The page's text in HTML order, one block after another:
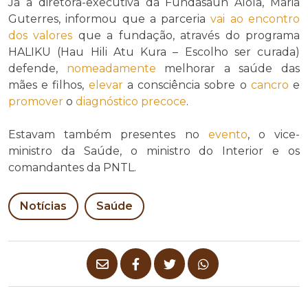
Já a diretora-executiva da Fundasaun Alola, Maria
Guterres, informou que a parceriavai ao encontro
dos valores que a fundação, através do programa
HALIKU (Hau Hili Atu Kura – Escolho ser curada)
defende, nomeadamente melhorar a saúde das
mães e filhos, elevara consciência sobre o cancro e
promover o diagnóstico precoce.
Estavam também presentes no evento, o vice-
ministro da Saúde, o ministro do Interior e os
comandantes da PNTL.
Notícias Saúde